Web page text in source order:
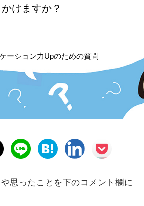
かけますか？
ーション力Upのための質問
思ったことを下のコメント欄に